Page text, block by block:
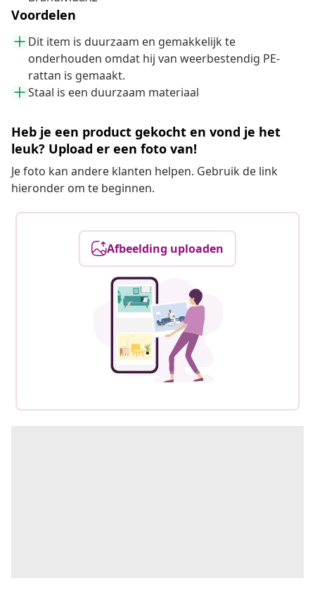
Voordelen
Dit item is duurzaam en gemakkelijk te
onderhouden omdat hij van weerbestendig PE-
rattan is gemaakt.
Staal is een duurzaam materiaal
Heb je een product gekocht en vond je het
leuk? Upload er een foto van!
Je foto kan andere klanten helpen. Gebruik de link
hieronder om te beginnen.
Afbeelding uploaden